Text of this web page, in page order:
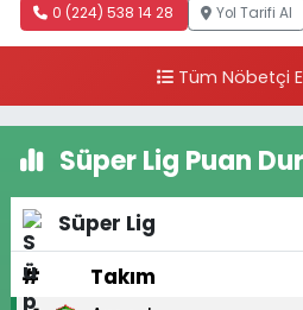
0 (224) 538 14 28 Yol Tarifi Al
Tüm Nöbetçi
Süper Lig Puan
Süper Lig
#
Takım